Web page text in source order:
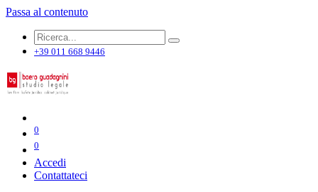
Passa al contenuto
+39 011 668 9446
0
0
Accedi
Contattateci